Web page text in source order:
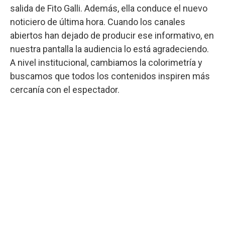
salida de Fito Galli. Además, ella conduce el nuevo
noticiero de última hora. Cuando los canales
abiertos han dejado de producir ese informativo, en
nuestra pantalla la audiencia lo está agradeciendo.
A nivel institucional, cambiamos la colorimetría y
buscamos que todos los contenidos inspiren más
cercanía con el espectador.